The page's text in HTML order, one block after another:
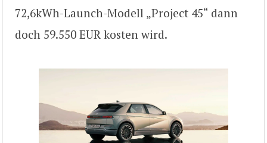
72,6kWh-Launch-Modell „Project 45“ dann
doch 59.550 EUR kosten wird.